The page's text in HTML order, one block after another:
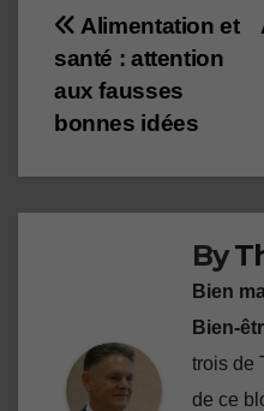
Navigation
de
l’article
Alimentation et
santé : attention
aux fausses
bonnes idées
By
Bien
Bien-
trois de
de ce